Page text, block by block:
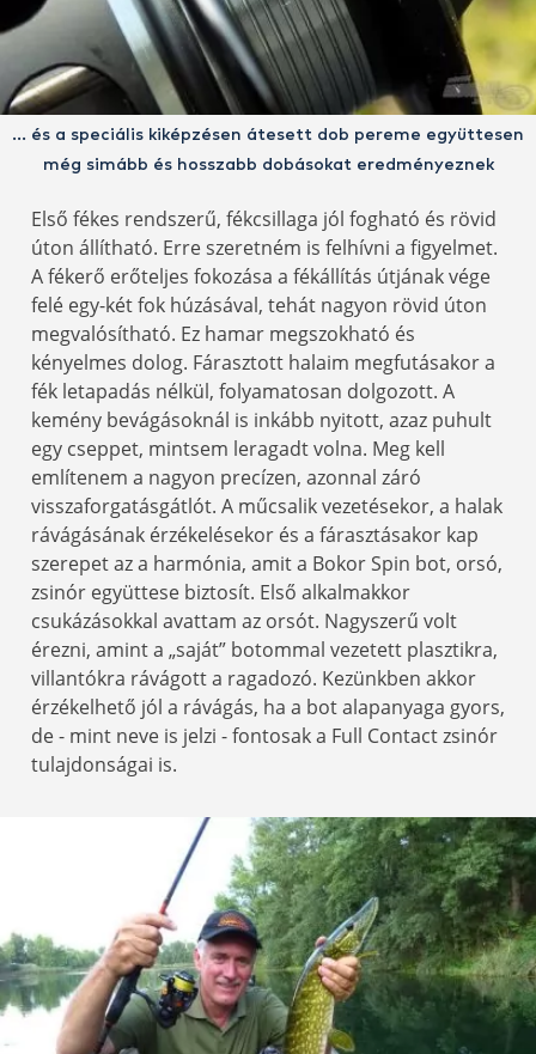
… és a speciális kiképzésen átesett dob pereme együttesen
még simább és hosszabb dobásokat eredményeznek
Első fékes rendszerű, fékcsillaga jól fogható és rövid
úton állítható. Erre szeretném is felhívni a figyelmet.
A fékerő erőteljes fokozása a fékállítás útjának vége
felé egy-két fok húzásával, tehát nagyon rövid úton
megvalósítható. Ez hamar megszokható és
kényelmes dolog. Fárasztott halaim megfutásakor a
fék letapadás nélkül, folyamatosan dolgozott. A
kemény bevágásoknál is inkább nyitott, azaz puhult
egy cseppet, mintsem leragadt volna. Meg kell
említenem a nagyon precízen, azonnal záró
visszaforgatásgátlót. A műcsalik vezetésekor, a halak
rávágásának érzékelésekor és a fárasztásakor kap
szerepet az a harmónia, amit a Bokor Spin bot, orsó,
zsinór együttese biztosít. Első alkalmakkor
csukázásokkal avattam az orsót. Nagyszerű volt
érezni, amint a „saját” botommal vezetett plasztikra,
villantókra rávágott a ragadozó. Kezünkben akkor
érzékelhető jól a rávágás, ha a bot alapanyaga gyors,
de - mint neve is jelzi - fontosak a Full Contact zsinór
tulajdonságai is.